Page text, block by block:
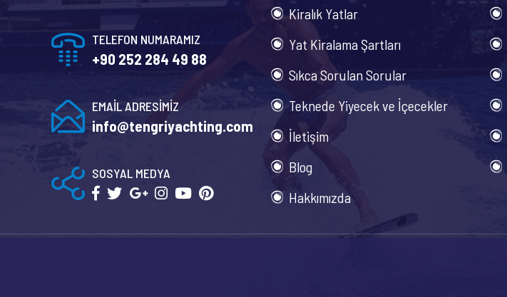
TELEFON NUMARAMIZ
+90 252 284 49 88
EMAİL ADRESİMİZ
info@tengriyachting.com
SOSYAL MEDYA
Kiralık Yatlar
Yat Kiralama Şartları
Sıkca Sorulan Sorular
Teknede Yiyecek ve İçecekler
İletişim
Blog
Hakkımızda